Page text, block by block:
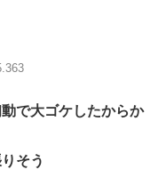
で大ゴケしたからか
そう